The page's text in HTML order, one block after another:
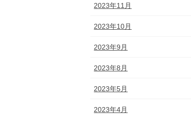
2023年11月
2023年10月
2023年9月
2023年8月
2023年5月
2023年4月